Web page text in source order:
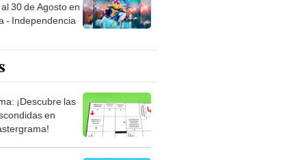
30 de Agosto en
- Independencia
¡Descubre las
en